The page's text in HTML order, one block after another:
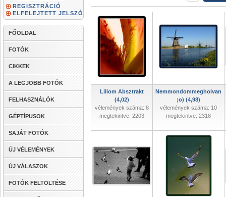
REGISZTRÁCIÓ
ELFELEJTETT JELSZÓ
FŐOLDAL
FOTÓK
CIKKEK
A LEGJOBB FOTÓK
FELHASZNÁLÓK
GÉPTÍPUSOK
SAJÁT FOTÓK
ÚJ VÉLEMÉNYEK
ÚJ VÁLASZOK
FOTÓK FELTÖLTÉSE
Liliom Absztrakt
(4,02)
vélemények száma: 8
megtekintve: 2203
Nemmondommegholvan
;o) (4,98)
vélemények száma: 10
megtekintve: 2318